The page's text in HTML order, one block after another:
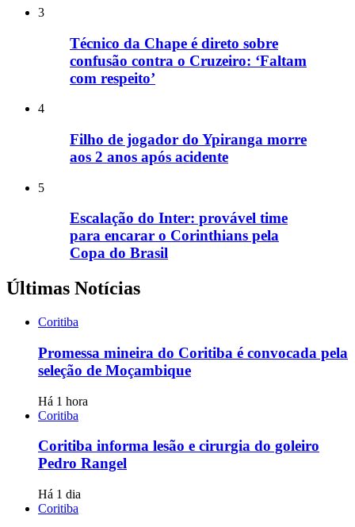
3
Técnico da Chape é direto sobre
confusão contra o Cruzeiro: ‘Faltam
com respeito’
4
Filho de jogador do Ypiranga morre
aos 2 anos após acidente
5
Escalação do Inter: provável time
para encarar o Corinthians pela
Copa do Brasil
Últimas Notícias
Coritiba
Promessa mineira do Coritiba é convocada pela
seleção de Moçambique
Há 1 hora
Coritiba
Coritiba informa lesão e cirurgia do goleiro
Pedro Rangel
Há 1 dia
Coritiba